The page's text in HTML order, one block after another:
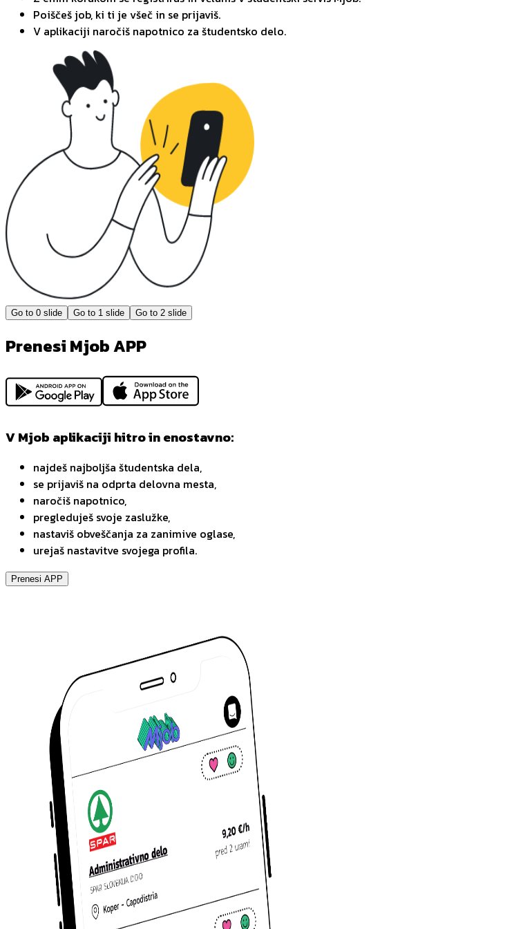
Poiščeš job, ki ti je všeč in se prijaviš.
V aplikaciji naročiš napotnico za študentsko delo.
Go to 0 slide Go to 1 slide Go to 2 slide
Prenesi Mjob APP
V Mjob aplikaciji hitro in enostavno:
najdeš najboljša študentska dela,
se prijaviš na odprta delovna mesta,
naročiš napotnico,
pregleduješ svoje zaslužke,
nastaviš obveščanja za zanimive oglase,
urejaš nastavitve svojega profila.
Prenesi APP